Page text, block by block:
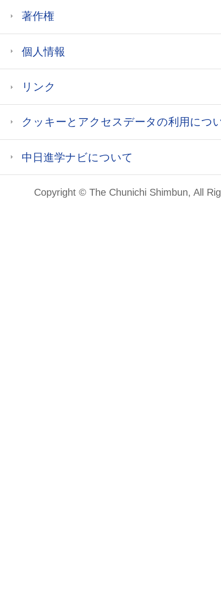
著作権
個人情報
リンク
クッキーとアクセスデータの利用につ
中日進学ナビについて
Copyright © The Chunichi Shimbun, All